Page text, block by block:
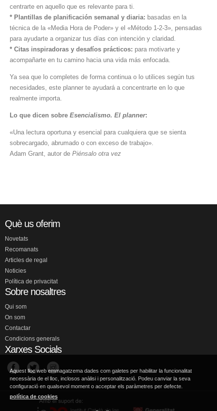
centrarte en aquello que es relevante para ti.
* Plantillas de planificación semanal y diaria: basadas en la
técnica de la «Media Hora de Poder» y el «Método 1-2-3», pensadas
para ayudarte a organizar tus días con intención y claridad.
* Citas inspiradoras y desafíos prácticos: para motivarte y
acompañarte en tu camino hacia una vida más enfocada.
Ya sea que lo completes de forma continua o lo utilices según tus
necesidades, este planner te ayudará a concentrarte en lo que
realmente importa.
Lo que dicen sobre Esencialismo. El planner:
«Una lectura oportuna y esencial para cualquiera que se sienta
sobrecargado, abrumado o con exceso de trabajo».
Adam Grant, autor de Piénsalo otra vez
Què us oferim
Novetats
Recomanats
Articles de regal
Noticies
Política de privacitat
Sobre nosaltres
Qui som
On som
Contactar
Condicions generals
Xarxes Socials
Aquest lloc web emmagatzema dades com galetes per habilitar la funcionalitat
necessària de el lloc, inclosos anàlisi i personalització. Podeu canviar la seva
configuració en qualsevol moment o acceptar els paràmetres per defecte.
política de cookies